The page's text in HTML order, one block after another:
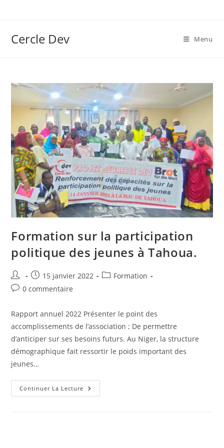
Cercle Dev Menu
Formation sur la participation
politique des jeunes à Tahoua.
15 janvier 2022
Formation
0 commentaire
Rapport annuel 2022 Présenter le point des
accomplissements de l’association ; De permettre
d’anticiper sur ses besoins futurs. Au Niger, la structure
démographique fait ressortir le poids important des
jeunes…
Continuer La Lecture